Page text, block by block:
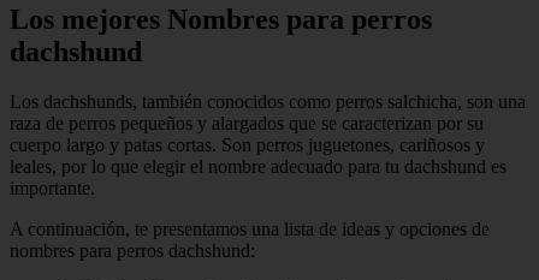
Los mejores Nombres para perros
dachshund
Los dachshunds, también conocidos como perros salchicha, son una
raza de perros pequeños y alargados que se caracterizan por su
cuerpo largo y patas cortas. Son perros juguetones, cariñosos y
leales, por lo que elegir el nombre adecuado para tu dachshund es
importante.
A continuación, te presentamos una lista de ideas y opciones de
nombres para perros dachshund: